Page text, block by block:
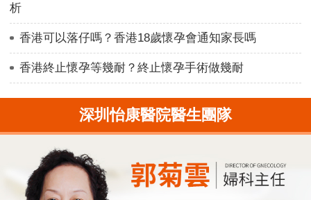
析
香港可以落仔嗎？香港18歲懷孕會通知家長嗎
香港終止懷孕等幾耐？終止懷孕手術做幾耐
深圳怡康醫院醫生團隊